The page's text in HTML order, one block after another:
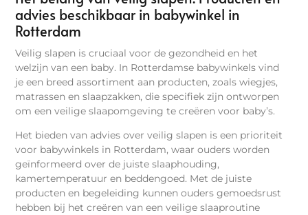
advies beschikbaar in babywinkel in
Rotterdam
Veilig slapen is cruciaal voor de gezondheid en het
welzijn van een baby. In Rotterdamse babywinkels vind
je een breed assortiment aan producten, zoals wiegjes,
matrassen en slaapzakken, die specifiek zijn ontworpen
om een veilige slaapomgeving te creëren voor baby’s.
Het bieden van advies over veilig slapen is een prioriteit
voor babywinkels in Rotterdam, waar ouders worden
geïnformeerd over de juiste slaaphouding,
kamertemperatuur en beddengoed. Met de juiste
producten en begeleiding kunnen ouders gemoedsrust
hebben bij het creëren van een veilige slaaproutine